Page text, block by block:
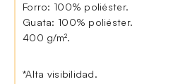
Forro: 100% poliéster.
Guata: 100% poliéster.
400 g/m².
*Alta visibilidad.